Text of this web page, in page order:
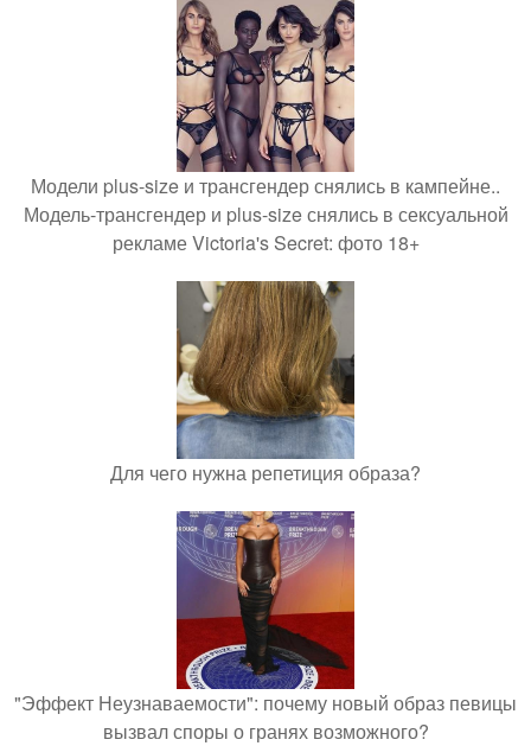
Модели plus-size и трансгендер снялись в кампейне..
Модель-трансгендер и plus-size снялись в сексуальной
рекламе Victoria's Secret: фото 18+
Для чего нужна репетиция образа?
"Эффект Неузнаваемости": почему новый образ певицы
вызвал споры о гранях возможного?